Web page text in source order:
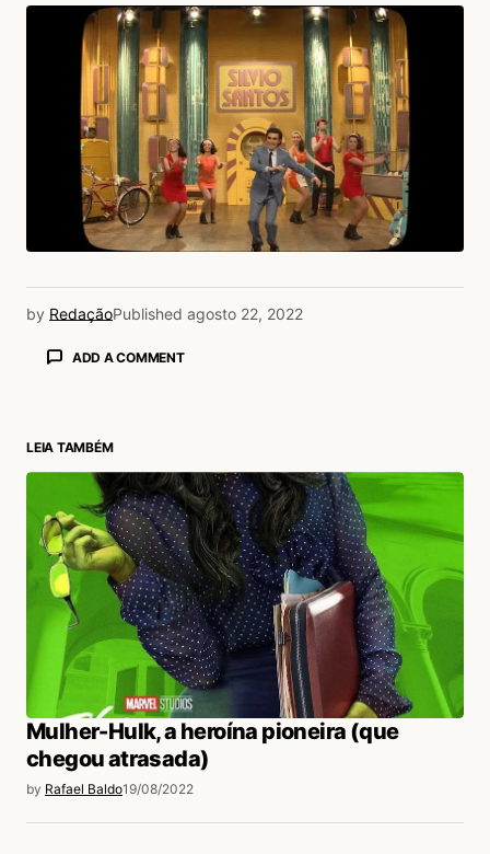
by RedaçãoPublished agosto 22, 2022
ADD A COMMENT
LEIA TAMBÉM
Mulher-Hulk, a heroína pioneira (que
chegou atrasada)
by Rafael Baldo19/08/2022